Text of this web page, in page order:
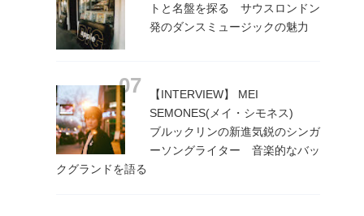
トと名盤を探る サウスロンドン
発のダンスミュージックの魅力
【INTERVIEW】 MEI
SEMONES(メイ・シモネス)
ブルックリンの新進気鋭のシンガ
ーソングライター 音楽的なバッ
クグランドを語る